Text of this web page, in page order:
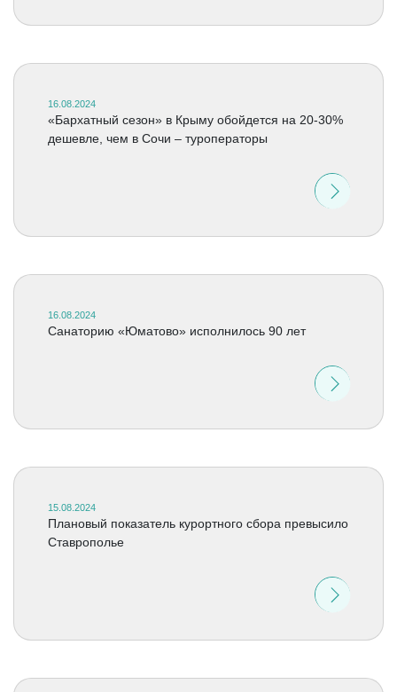
16.08.2024
«Бархатный сезон» в Крыму обойдется на 20-30%
дешевле, чем в Сочи – туроператоры
16.08.2024
Санаторию «Юматово» исполнилось 90 лет
15.08.2024
Плановый показатель курортного сбора превысило
Ставрополье